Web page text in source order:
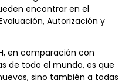
encontrar en el
Autorización y
en comparación con
de todo el mundo, es que
sino también a todas